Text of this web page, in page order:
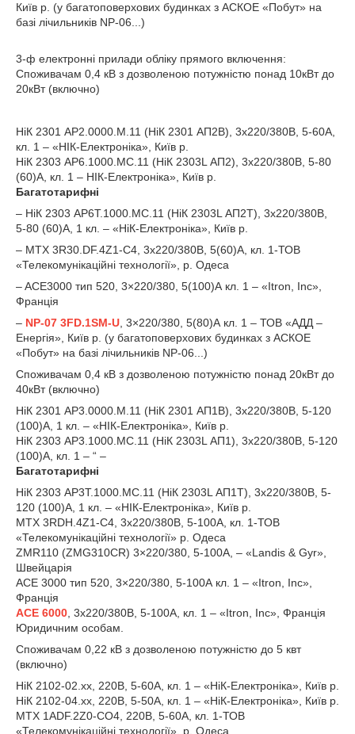
Київ р. (у багатоповерхових будинках з АСКОЕ «Побут» на
базі лічильників NP-06...)
3-ф електронні прилади обліку прямого включення:
Споживачам 0,4 кВ з дозволеною потужністю понад 10кВт до
20кВт (включно)
НіК 2301 AP2.0000.M.11 (НіК 2301 АП2В), 3х220/380В, 5-60А,
кл. 1 – «НІК-Електроніка», Київ р.
НіК 2303 AP6.1000.MC.11 (НіК 2303L АП2), 3х220/380В, 5-80
(60)А, кл. 1 – НІК-Електроніка», Київ р.
Багатотарифні
– НіК 2303 AP6T.1000.MC.11 (НіК 2303L АП2Т), 3х220/380В,
5-80 (60)А, 1 кл. – «НіК-Електроніка», Київ р.
– MTX 3R30.DF.4Z1-C4, 3х220/380В, 5(60)А, кл. 1-ТОВ
«Телекомунікаційні технології», р. Одеса
– ACE3000 тип 520, 3×220/380, 5(100)А кл. 1 – «Itron, Inc»,
Франція
– NP-07 3FD.1SM-U, 3×220/380, 5(80)А кл. 1 – ТОВ «АДД –
Енергія», Київ р. (у багатоповерхових будинках з АСКОЕ
«Побут» на базі лічильників NP-06...)
Споживачам 0,4 кВ з дозволеною потужністю понад 20кВт до
40кВт (включно)
НіК 2301 AP3.0000.M.11 (НіК 2301 АП1В), 3х220/380В, 5-120
(100)А, 1 кл. – «НІК-Електроніка», Київ р.
НіК 2303 AP3.1000.MC.11 (НіК 2303L АП1), 3х220/380В, 5-120
(100)А, кл. 1 – “ –
Багатотарифні
НіК 2303 AP3T.1000.MC.11 (НіК 2303L АП1Т), 3х220/380В, 5-
120 (100)А, 1 кл. – «НІК-Електроніка», Київ р.
MTX 3RDН.4Z1-C4, 3х220/380В, 5-100А, кл. 1-ТОВ
«Телекомунікаційні технології» р. Одеса
ZMR110 (ZMG310CR) 3×220/380, 5-100А, – «Landis & Gyr»,
Швейцарія
ACE 3000 тип 520, 3×220/380, 5-100А кл. 1 – «Itron, Inc»,
Франція
АСЕ 6000, 3х220/380В, 5-100А, кл. 1 – «Itron, Inc», Франція
Юридичним особам.
Споживачам 0,22 кВ з дозволеною потужністю до 5 квт
(включно)
НіК 2102-02.хх, 220В, 5-60А, кл. 1 – «НіК-Електроніка», Київ р.
НіК 2102-04.хх, 220В, 5-50А, кл. 1 – «НіК-Електроніка», Київ р.
MTX 1ADF.2Z0-CO4, 220В, 5-60А, кл. 1-ТОВ
«Телекомунікаційні технології», р. Одеса